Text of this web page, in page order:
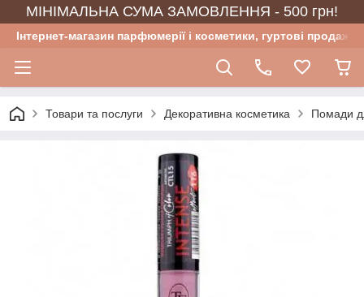
МІНІМАЛЬНА СУМА ЗАМОВЛЕННЯ - 500 грн!
Інтернет-магазин парфюмерії і косметики, гуртові продажі
Товари та послуги Декоративна косметика Помади